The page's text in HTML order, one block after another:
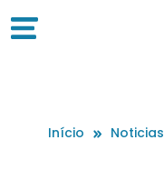
Início Noticias